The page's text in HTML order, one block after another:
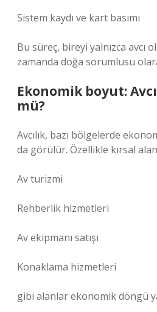
Sistem kaydı ve kart basımı
Bu süreç, bireyi yalnızca avcı
zamanda doğa sorumlusu
Ekonomik boyut:
mü?
Avcılık, bazı bölgelerde
da görülür. Özellikle kırsal
Av turizmi
Rehberlik hizmetleri
Av ekipmanı satışı
Konaklama hizmetleri
gibi alanlar ekonomik döngü